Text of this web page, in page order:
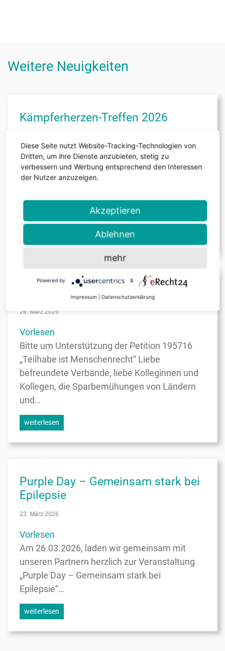
Weitere Neuigkeiten
Kämpferherzen-Treffen 2026
Vorlesen
Am 25. Juli 2026 findet von 10:00 bis 20:30
Uhr das Kämpferherzen-Treffen in der
Stadthalle im Kongress Palais Kassel statt. Die
Veranstaltung richtet sich an Menschen mit…
Teilhabe ist Menschenrecht
26. März 2026
Vorlesen
Bitte um Unterstützung der Petition 195716
„Teilhabe ist Menschenrecht“ Liebe
befreundete Verbände, liebe Kolleginnen und
Kollegen, die Sparbemühungen von Ländern
und…
weiterlesen
Purple Day – Gemeinsam stark bei
Epilepsie
23. März 2026
Vorlesen
Am 26.03.2026, laden wir gemeinsam mit
unseren Partnern herzlich zur Veranstaltung
„Purple Day – Gemeinsam stark bei
Epilepsie“…
weiterlesen
Diese Seite nutzt Website-Tracking-Technologien von
Dritten, um ihre Dienste anzubieten, stetig zu
verbessern und Werbung entsprechend den Interessen
der Nutzer anzuzeigen.
Akzeptieren
Ablehnen
mehr
Powered by &
Impressum Datenschutzerklärung